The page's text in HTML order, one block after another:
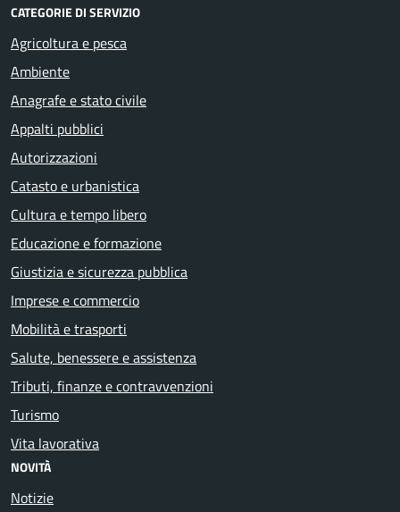
CATEGORIE DI SERVIZIO
Agricoltura e pesca
Ambiente
Anagrafe e stato civile
Appalti pubblici
Autorizzazioni
Catasto e urbanistica
Cultura e tempo libero
Educazione e formazione
Giustizia e sicurezza pubblica
Imprese e commercio
Mobilità e trasporti
Salute, benessere e assistenza
Tributi, finanze e contravvenzioni
Turismo
Vita lavorativa
NOVITÀ
Notizie